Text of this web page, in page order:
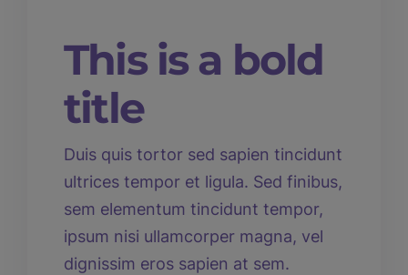
This is a bold
title
Duis quis tortor sed sapien tincidunt
ultrices tempor et ligula. Sed finibus,
sem elementum tincidunt tempor,
ipsum nisi ullamcorper magna, vel
dignissim eros sapien at sem.